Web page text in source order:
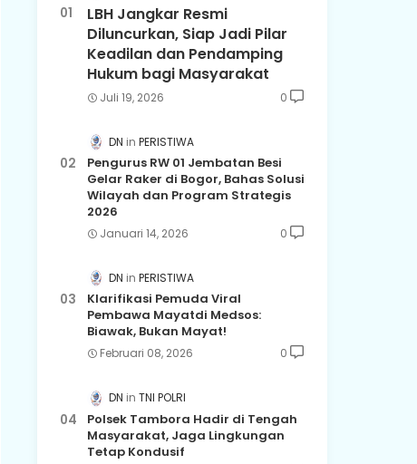
LBH Jangkar Resmi
Diluncurkan, Siap Jadi Pilar
Keadilan dan Pendamping
Hukum bagi Masyarakat
Juli 19, 2026 0
DN PERISTIWA
Pengurus RW 01 Jembatan Besi
Gelar Raker di Bogor, Bahas Solusi
Wilayah dan Program Strategis
2026
Januari 14, 2026 0
DN PERISTIWA
Klarifikasi Pemuda Viral
Pembawa Mayatdi Medsos:
Biawak, Bukan Mayat!
Februari 08, 2026 0
DN TNI POLRI
Polsek Tambora Hadir di Tengah
Masyarakat, Jaga Lingkungan
Tetap Kondusif